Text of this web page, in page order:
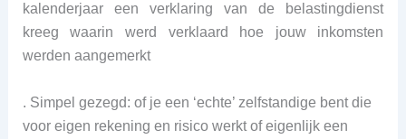
kalenderjaar een verklaring van de belastingdienst
kreeg waarin werd verklaard hoe jouw inkomsten
werden aangemerkt
. Simpel gezegd: of je een ‘echte’ zelfstandige bent die
voor eigen rekening en risico werkt of eigenlijk een